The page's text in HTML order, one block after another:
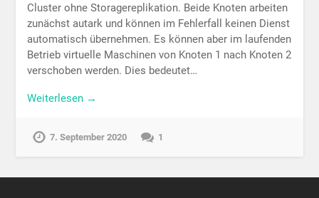
Cluster ohne Storagereplikation. Beide Knoten arbeiten
zunächst autark und können im Fehlerfall keinen Dienst
automatisch übernehmen. Es können aber im laufenden
Betrieb virtuelle Maschinen von Knoten 1 nach Knoten 2
verschoben werden. Dies bedeutet…
Weiterlesen →
7. September 2020 1